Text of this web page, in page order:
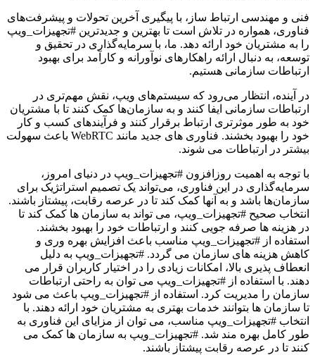
فنی و مهندسی ارتباط ساز، با پیگیری آخرین تحولات و پیشرفت‌های
فناوری، همواره در تلاش است تا بهترین و جدیدترین #تجهیزات_ویپ
را به مشتریان خود ارائه دهد. ما، با سرمایه‌گذاری در تحقیق و
توسعه، به دنبال ارائه راهکارهای نوآورانه و کارآمد برای بهبود
ارتباطات سازمانی هستیم.
در آینده، انتظار می‌رود که سیستم‌های ویپ، نقش مهم‌تری در
ارتباطات سازمانی ایفا کنند و به سازمان‌ها کمک کنند تا با مشتریان
خود به طور موثرتری ارتباط برقرار کنند و فرآیندهای کسب و کار
خود را بهبود بخشند. فناوری های جدید مانند WebRTC باعث سهولت
بیشتر در ارتباطات می شوند.
با توجه به اهمیت روزافزون #تجهیزات_ویپ در دنیای امروز،
سرمایه‌گذاری در این فناوری، می‌تواند یک تصمیم استراتژیک برای
سازمان‌ها باشد و به آنها کمک کند تا در عرصه رقابت، پیشتاز باشند.
انتخاب صحیح #تجهیزات_ویپ، می تواند به سازمان ها کمک کند تا
در هزینه ها صرفه جویی کنند و ارتباطات خود را بهبود بخشند.
استفاده از #تجهیزات_ویپ مناسب باعث افزایش بهره وری و
کاهش هزینه های سازمان می گردد. #تجهیزات_ویپ به دلیل
انعطاف پذیری بالا، امکانات زیادی را در اختیار کاربران قرار می
دهند. با استفاده از #تجهیزات_ویپ می توان به راحتی ارتباطات
سازمان را مدیریت کرد. استفاده از #تجهیزات_ویپ باعث می شود
تا سازمان ها بتوانند خدمات بهتری به مشتریان خود ارائه دهند. با
انتخاب #تجهیزات_ویپ مناسب، می توان از مزایای این فناوری به
طور کامل بهره مند شد. #تجهیزات_ویپ به سازمان ها کمک می
کنند تا در عرصه رقابت پیشتاز باشند.